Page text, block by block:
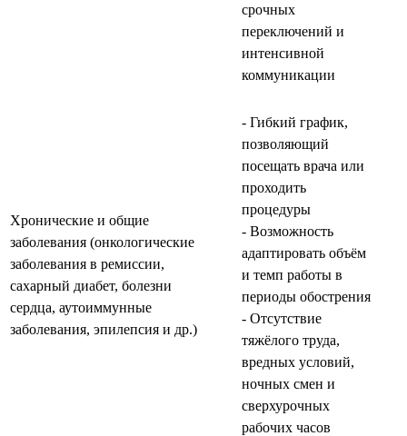
срочных
переключений и
интенсивной
коммуникации
Хронические и общие
заболевания (онкологические
заболевания в ремиссии,
сахарный диабет, болезни
сердца, аутоиммунные
заболевания, эпилепсия и др.)
- Гибкий график,
позволяющий
посещать врача или
проходить
процедуры
- Возможность
адаптировать объём
и темп работы в
периоды обострения
- Отсутствие
тяжёлого труда,
вредных условий,
ночных смен и
сверхурочных
рабочих часов